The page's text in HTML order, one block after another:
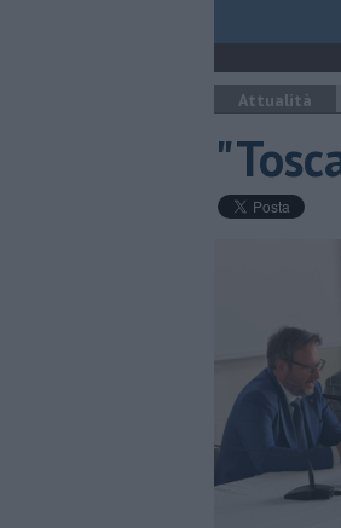
Attualità